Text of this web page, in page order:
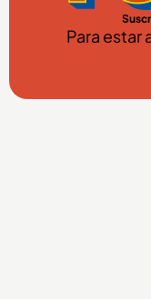
Para estar